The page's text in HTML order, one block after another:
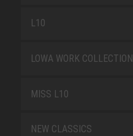
L10
LOWA WORK COLLECTION
MISS L10
NEW CLASSICS